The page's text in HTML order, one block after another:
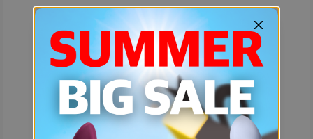
예상치 못한 에러입니다.